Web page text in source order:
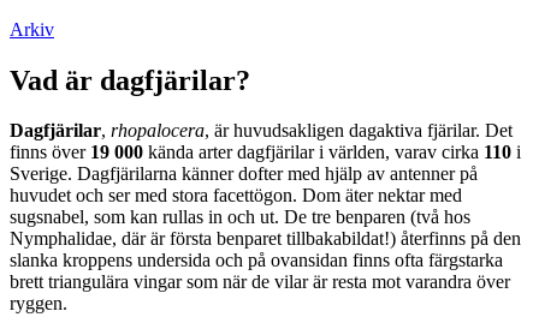
Arkiv
Vad är dagfjärilar?
Dagfjärilar, rhopalocera, är huvudsakligen dagaktiva fjärilar. Det
finns över 19 000 kända arter dagfjärilar i världen, varav cirka 110 i
Sverige. Dagfjärilarna känner dofter med hjälp av antenner på
huvudet och ser med stora facettögon. Dom äter nektar med
sugsnabel, som kan rullas in och ut. De tre benparen (två hos
Nymphalidae, där är första benparet tillbakabildat!) återfinns på den
slanka kroppens undersida och på ovansidan finns ofta färgstarka
brett triangulära vingar som när de vilar är resta mot varandra över
ryggen.